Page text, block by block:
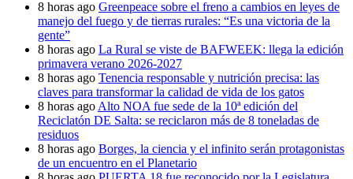
8 horas ago Greenpeace sobre el freno a cambios en leyes de
manejo del fuego y de tierras rurales: “Es una victoria de la
gente”
8 horas ago La Rural se viste de BAFWEEK: llega la edición
primavera verano 2026-2027
8 horas ago Tenencia responsable y nutrición precisa: las
claves para transformar la calidad de vida de los gatos
8 horas ago Alto NOA fue sede de la 10ª edición del
Reciclatón DE Salta: se reciclaron más de 8 toneladas de
residuos
8 horas ago Borges, la ciencia y el infinito serán protagonistas
de un encuentro en el Planetario